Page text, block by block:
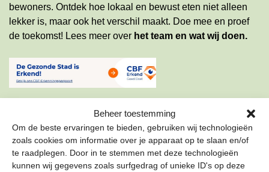
Beheer toestemming
Om de beste ervaringen te bieden, gebruiken wij technologieën
zoals cookies om informatie over je apparaat op te slaan en/of
te raadplegen. Door in te stemmen met deze technologieën
kunnen wij gegevens zoals surfgedrag of unieke ID's op deze
bewoners. Ontdek hoe lokaal en bewust eten niet alleen
lekker is, maar ook het verschil maakt. Doe mee en proef
de toekomst! Lees meer over het team en wat wij doen.
ONZE NIEUWSBRIEF